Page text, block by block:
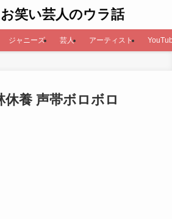
笑い芸人のウラ話
ジャニーズ 芸人 アーティスト
養 声帯ボロボロ